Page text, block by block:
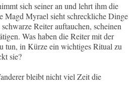
sich seiner an und lehrt ihm die
Magd Myrael sieht schreckliche Dinge
Reiter auftauchen, scheinen
Was haben die Reiter mit der
tun, in Kürze ein wichtiges Ritual zu
sie?
bleibt nicht viel Zeit die